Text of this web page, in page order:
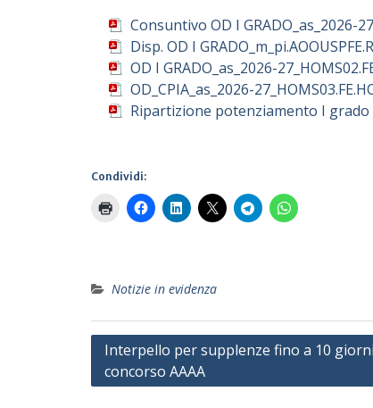
Consuntivo OD I GRADO_as_2026-
Disp. OD I
OD I GRADO_as_2026-
OD_CPIA_as_2026-
Ripartizione potenziamento I grado
Condividi:
Notizie in evidenza
Navigazione
articoli
Interpello per supplenze fino a 10
concorso AAAA